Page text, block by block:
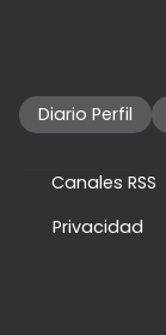
Diario Perfil
Canales RSS
Privacidad